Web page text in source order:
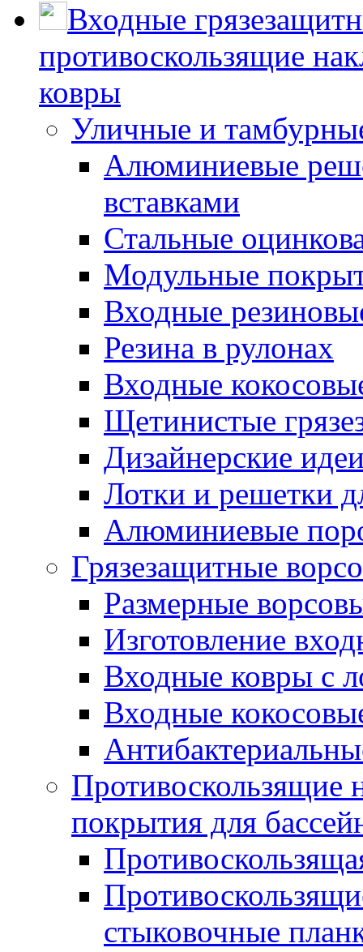
Входные
противоскользящие
ковры
Уличные и
Алюминиевые
вставками
Стальные
Модульные
Входные
Резина в рулонах
Входные
Щетинистые
Дизайнерские
Лотки и решетки
Алюминиевые
Грязезащитные
Размерные
Изготовление
Входные ковры с
Входные
Противоскользящие
покрытия для
стыковочные